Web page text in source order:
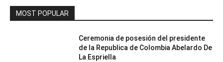
MOST POPULAR
Ceremonia de posesión del presidente
de la Republica de Colombia Abelardo De
La Espriella